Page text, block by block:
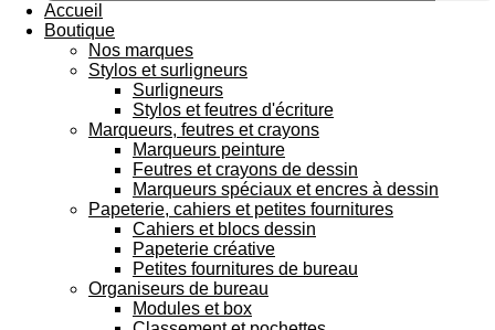
Accueil
Boutique
Nos marques
Stylos et surligneurs
Surligneurs
Stylos et feutres d'écriture
Marqueurs, feutres et crayons
Marqueurs peinture
Feutres et crayons de dessin
Marqueurs spéciaux et encres à dessin
Papeterie, cahiers et petites fournitures
Cahiers et blocs dessin
Papeterie créative
Petites fournitures de bureau
Organiseurs de bureau
Modules et box